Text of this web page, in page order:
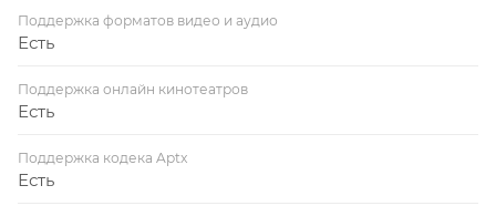
Поддержка форматов видео и аудио
Есть
Поддержка онлайн кинотеатров
Есть
Поддержка кодека Aptx
Есть